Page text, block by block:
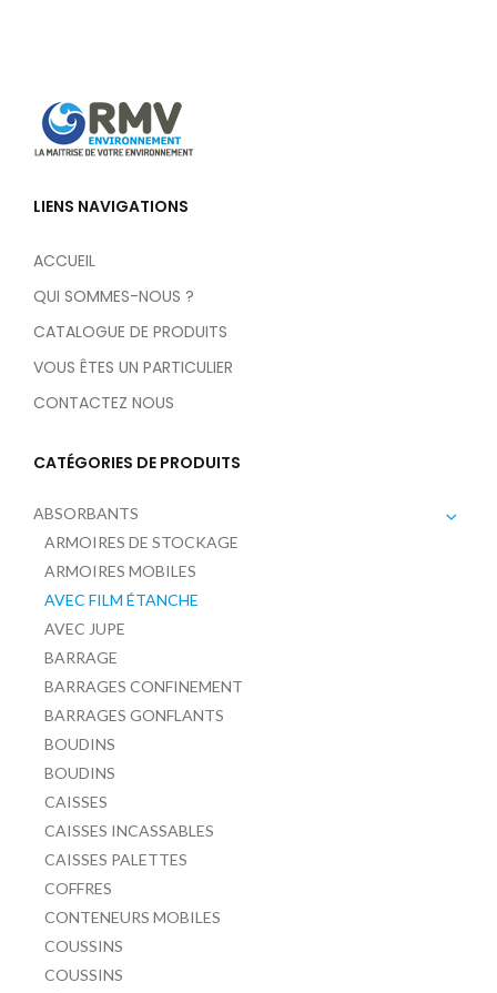
LIENS NAVIGATIONS
ACCUEIL
QUI SOMMES-NOUS ?
CATALOGUE DE PRODUITS
VOUS ÊTES UN PARTICULIER
CONTACTEZ NOUS
CATÉGORIES DE PRODUITS
ABSORBANTS
ARMOIRES DE STOCKAGE
ARMOIRES MOBILES
AVEC FILM ÉTANCHE
AVEC JUPE
BARRAGE
BARRAGES CONFINEMENT
BARRAGES GONFLANTS
BOUDINS
BOUDINS
CAISSES
CAISSES INCASSABLES
CAISSES PALETTES
COFFRES
CONTENEURS MOBILES
COUSSINS
COUSSINS